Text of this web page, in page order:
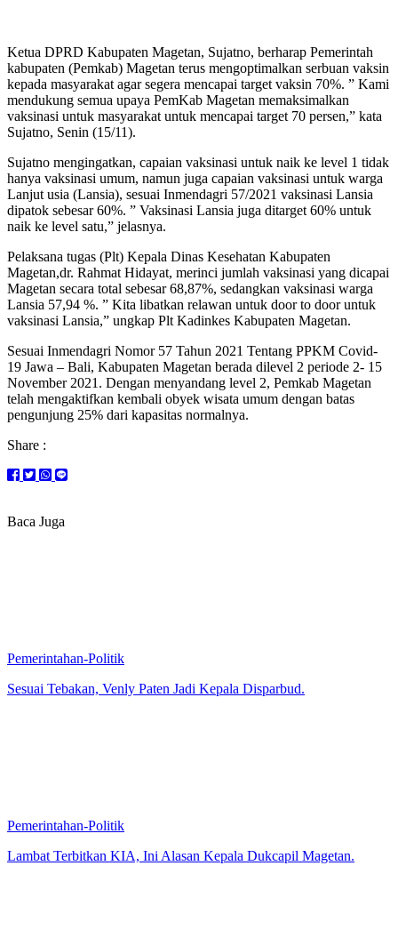
Ketua DPRD Kabupaten Magetan, Sujatno, berharap Pemerintah
kabupaten (Pemkab) Magetan terus mengoptimalkan serbuan vaksin
kepada masyarakat agar segera mencapai target vaksin 70%. ” Kami
mendukung semua upaya PemKab Magetan memaksimalkan
vaksinasi untuk masyarakat untuk mencapai target 70 persen,” kata
Sujatno, Senin (15/11).
Sujatno mengingatkan, capaian vaksinasi untuk naik ke level 1 tidak
hanya vaksinasi umum, namun juga capaian vaksinasi untuk warga
Lanjut usia (Lansia), sesuai Inmendagri 57/2021 vaksinasi Lansia
dipatok sebesar 60%. ” Vaksinasi Lansia juga ditarget 60% untuk
naik ke level satu,” jelasnya.
Pelaksana tugas (Plt) Kepala Dinas Kesehatan Kabupaten
Magetan,dr. Rahmat Hidayat, merinci jumlah vaksinasi yang dicapai
Magetan secara total sebesar 68,87%, sedangkan vaksinasi warga
Lansia 57,94 %. ” Kita libatkan relawan untuk door to door untuk
vaksinasi Lansia,” ungkap Plt Kadinkes Kabupaten Magetan.
Sesuai Inmendagri Nomor 57 Tahun 2021 Tentang PPKM Covid-
19 Jawa – Bali, Kabupaten Magetan berada dilevel 2 periode 2- 15
November 2021. Dengan menyandang level 2, Pemkab Magetan
telah mengaktifkan kembali obyek wisata umum dengan batas
pengunjung 25% dari kapasitas normalnya.
Share :
Baca Juga
Pemerintahan-Politik
Sesuai Tebakan, Venly Paten Jadi Kepala Disparbud.
Pemerintahan-Politik
Lambat Terbitkan KIA, Ini Alasan Kepala Dukcapil Magetan.